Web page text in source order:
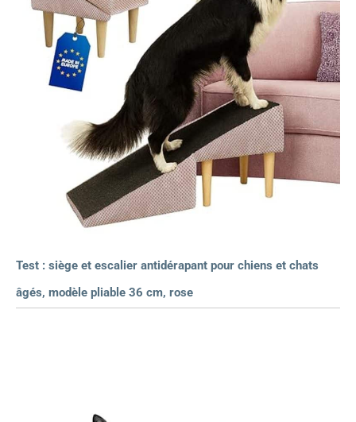
Test : siège et escalier antidérapant pour chiens et chats
âgés, modèle pliable 36 cm, rose